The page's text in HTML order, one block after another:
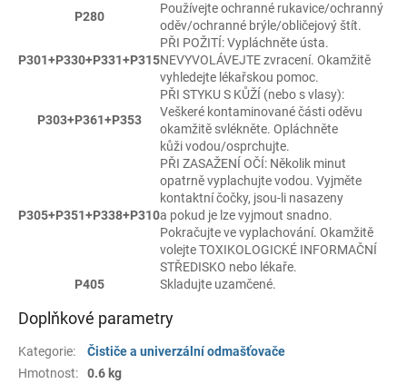
P280
Používejte ochranné rukavice/ochranný
oděv/ochranné brýle/obličejový štít.
P301+P330+P331+P315
PŘI POŽITÍ: Vypláchněte ústa.
NEVYVOLÁVEJTE zvracení. Okamžitě
vyhledejte lékařskou pomoc.
P303+P361+P353
PŘI STYKU S KŮŽÍ (nebo s vlasy):
Veškeré kontaminované části oděvu
okamžitě svlékněte. Opláchněte
kůži vodou/osprchujte.
P305+P351+P338+P310
PŘI ZASAŽENÍ OČÍ: Několik minut
opatrně vyplachujte vodou. Vyjměte
kontaktní čočky, jsou-li nasazeny
a pokud je lze vyjmout snadno.
Pokračujte ve vyplachování. Okamžitě
volejte TOXIKOLOGICKÉ INFORMAČNÍ
STŘEDISKO nebo lékaře.
P405
Skladujte uzamčené.
Doplňkové parametry
Kategorie:
Čističe a univerzální odmašťovače
Hmotnost:
0.6 kg